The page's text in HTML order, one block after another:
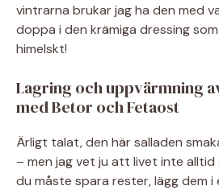
vintrarna brukar jag ha den med
doppa i den krämiga dressing
himelskt!
Lagring och uppvärmning
med Betor och Fetaost
Ärligt talat, den här salladen
– men jag vet ju att livet inte alltid
du måste spara rester, lägg dem